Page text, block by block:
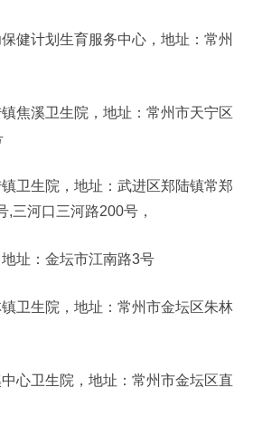
健计划生育服务中心，地址：常州
焦溪卫生院，地址：常州市天宁区
卫生院，地址：武进区郑陆镇常郑
,三河口三河路200号，
址：金坛市江南路3号
卫生院，地址：常州市金坛区朱林
心卫生院，地址：常州市金坛区直